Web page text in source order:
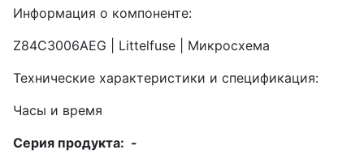
Информация о компоненте:
Z84C3006AEG | Littelfuse | Микросхема
Технические характеристики и спецификация:
Часы и время
Серия продукта: -